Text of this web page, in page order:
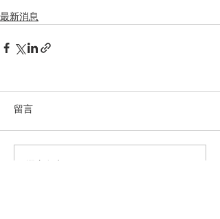
最新消息
留言
撰寫留言......